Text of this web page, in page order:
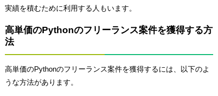
実績を積むために利用する人もいます。
高単価のPythonのフリーランス案件を獲得する方
法
高単価のPythonのフリーランス案件を獲得するには、以下のよ
うな方法があります。